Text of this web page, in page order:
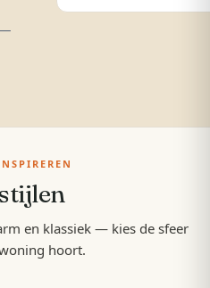
stijlen
en klassiek — kies de sfeer
hoort.